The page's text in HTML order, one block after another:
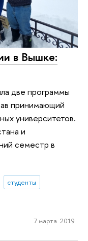
в Вышке:
две программы
принимающий
университетов.
и
семестр в
студенты
7 марта 2019